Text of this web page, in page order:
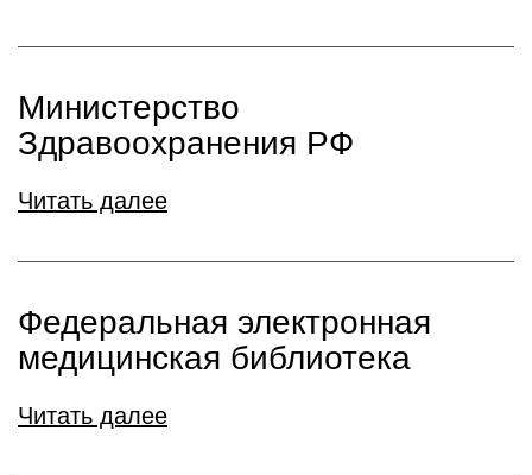
Министерство
Здравоохранения РФ
Читать далее
Федеральная электронная
медицинская библиотека
Читать далее